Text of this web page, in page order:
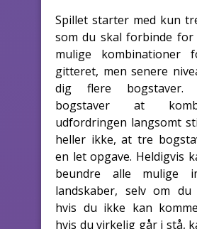
Spillet starter med kun
som du skal forbinde for
mulige kombinationer
gitteret, men senere
dig flere bogstaver.
bogstaver at
udfordringen langsomt
heller ikke, at tre
en let opgave. Heldigvis
beundre alle mulige
landskaber, selv om du
hvis du ikke kan
hvis du virkelig går i stå,